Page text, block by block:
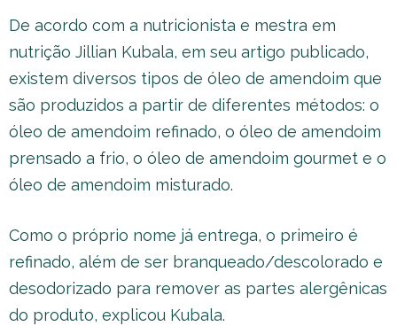
De acordo com a nutricionista e mestra em
nutrição Jillian Kubala, em seu artigo publicado,
existem diversos tipos de óleo de amendoim que
são produzidos a partir de diferentes métodos: o
óleo de amendoim refinado, o óleo de amendoim
prensado a frio, o óleo de amendoim gourmet e o
óleo de amendoim misturado.
Como o próprio nome já entrega, o primeiro é
refinado, além de ser branqueado/descolorado e
desodorizado para remover as partes alergênicas
do produto, explicou Kubala.